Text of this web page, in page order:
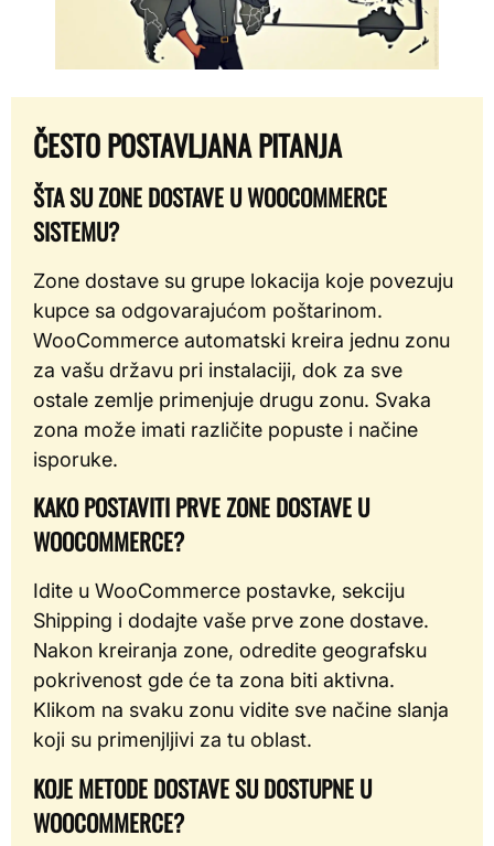
ČESTO POSTAVLJANA PITANJA
ŠTA SU ZONE DOSTAVE U WOOCOMMERCE
SISTEMU?
Zone dostave su grupe lokacija koje povezuju
kupce sa odgovarajućom poštarinom.
WooCommerce automatski kreira jednu zonu
za vašu državu pri instalaciji, dok za sve
ostale zemlje primenjuje drugu zonu. Svaka
zona može imati različite popuste i načine
isporuke.
KAKO POSTAVITI PRVE ZONE DOSTAVE U
WOOCOMMERCE?
Idite u WooCommerce postavke, sekciju
Shipping i dodajte vaše prve zone dostave.
Nakon kreiranja zone, odredite geografsku
pokrivenost gde će ta zona biti aktivna.
Klikom na svaku zonu vidite sve načine slanja
koji su primenjljivi za tu oblast.
KOJE METODE DOSTAVE SU DOSTUPNE U
WOOCOMMERCE?